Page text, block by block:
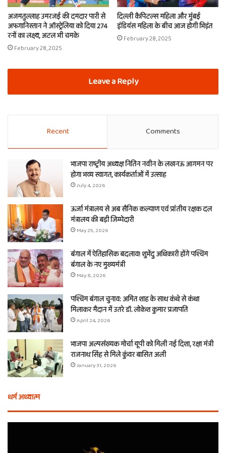
अजमतुल्लाह उमरजई की दमदार पारी से
अफगानिस्तान ने ऑस्ट्रेलिया को दिया 274
रनों का लक्ष्य, अटल भी चमके
February 28, 2025
दिल्ली कैपिटल्स महिला और मुंबई
इंडियंस महिला के बीच आज होगी भिड़ंत
February 28, 2025
Leave a Reply
Recent Comments
भाजपा राष्ट्रीय अध्यक्ष नितिन नवीन के लखनऊ आगमन पर
होगा भव्य स्वागत, कार्यकर्ताओं में उत्साह
July 4, 2026
ऊर्जा मंत्रालय से अब सैनिक कल्याण एवं प्रांतीय रक्षक दल
मंत्रालय की बड़ी जिम्मेदारी
May 25, 2026
बंगाल में ऐतिहासिक बदलाव! शुभेंदु अधिकारी होंगे पश्चिम
बंगाल के नए मुख्यमंत्री
May 8, 2026
पश्चिम बंगाल चुनाव: अमित शाह के साथ कंधे से कंधा
मिलाकर मैदान में उतरे डॉ. लोकेश कुमार प्रजापति
April 24, 2026
भाजपा अल्पसंख्यक मोर्चा यूपी को मिली नई दिशा, रक्षा मंत्री
राजनाथ सिंह से मिले कुंवर बासित अली
January 31, 2026
धर्म अध्यात्म